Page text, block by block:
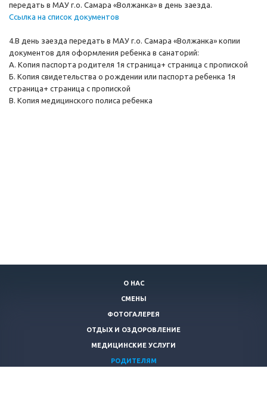
передать в МАУ г.о. Самара «Волжанка» в день заезда.
Ссылка на список документов
4.В день заезда передать в МАУ г.о. Самара «Волжанка» копии
документов для оформления ребенка в санаторий:
А. Копия паспорта родителя 1я страница+ страница с пропиской
Б. Копия свидетельства о рождении или паспорта ребенка 1я
страница+ страница с пропиской
В. Копия медицинского полиса ребенка
О НАС
СМЕНЫ
ФОТОГАЛЕРЕЯ
ОТДЫХ И ОЗДОРОВЛЕНИЕ
МЕДИЦИНСКИЕ УСЛУГИ
РОДИТЕЛЯМ